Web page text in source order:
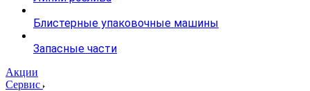
Блистерные упаковочные машины
Запасные части
Акции
Сервис